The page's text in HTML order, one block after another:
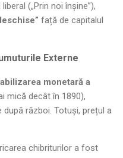
(„Prin noi înșine”),
față de capitalul
Externe
monetară a
mică decât în 1890),
război. Totuși, prețul a
chibriturilor a fost